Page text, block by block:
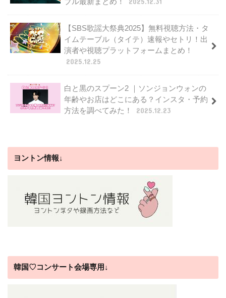
【SBS歌謡大祭典2025】無料視聴方法・タ
イムテーブル（タイテ）速報やセトリ！出
演者や視聴プラットフォームまとめ！
2025.12.25
白と黒のスプーン2 ｜ソンジョンウォンの
年齢やお店はどこにある？インスタ・予約
方法を調べてみた！
2025.12.23
ヨントン情報↓
韓国♡コンサート会場専用↓